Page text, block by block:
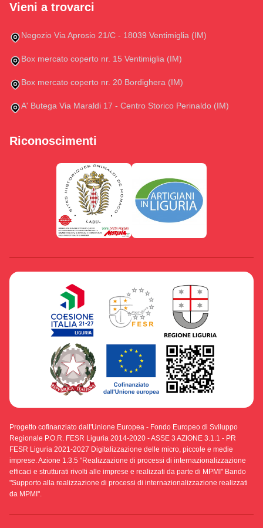
Vieni a trovarci
Negozio Via Aprosio 21/C - 18039 Ventimiglia (IM)
Box mercato coperto nr. 15 Ventimiglia (IM)
Box mercato coperto nr. 20 Bordighera (IM)
A' Butega Via Maraldi 17 - Centro Storico Perinaldo (IM)
Riconoscimenti
Progetto cofinanziato dall'Unione Europea - Fondo Europeo di Sviluppo
Regionale P.O.R. FESR Liguria 2014-2020 - ASSE 3 AZIONE 3.1.1 - PR
FESR Liguria 2021-2027 Digitalizzazione delle micro, piccole e medie
imprese. Azione 1.3.5 "Realizzazione di processi di internazionalizzazione
efficaci e strutturati rivolti alle imprese e realizzati da parte di MPMI" Bando
"Supporto alla realizzazione di processi di internazionalizzazione realizzati
da MPMI".